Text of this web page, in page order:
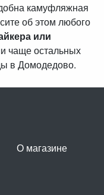
камуфляжная
об этом любого
или
чаще остальных
в Домодедово.
О магазине